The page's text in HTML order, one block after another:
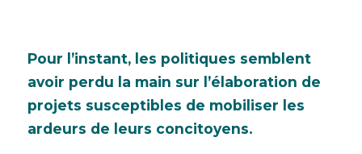
Pour l’instant, les politiques semblent
avoir perdu la main sur l’élaboration de
projets susceptibles de mobiliser les
ardeurs de leurs concitoyens.